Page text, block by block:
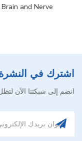
and Nerve
اشترك في النشرة
انضم إلى شبكتنا الآن